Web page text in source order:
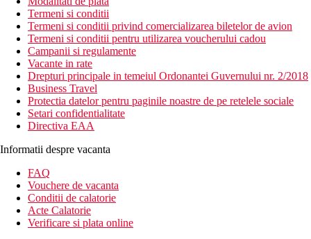
Termeni si conditii
Termeni si conditii privind comercializarea biletelor de avion
Termeni si conditii pentru utilizarea voucherului cadou
Campanii si regulamente
Vacante in rate
Drepturi principale in temeiul Ordonantei Guvernului nr. 2/2018
Business Travel
Protectia datelor pentru paginile noastre de pe retelele sociale
Setari confidentialitate
Directiva EAA
Informatii despre vacanta
FAQ
Vouchere de vacanta
Conditii de calatorie
Acte Calatorie
Verificare si plata online